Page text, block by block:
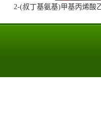
2-(叔丁基氨基)甲基丙烯酸